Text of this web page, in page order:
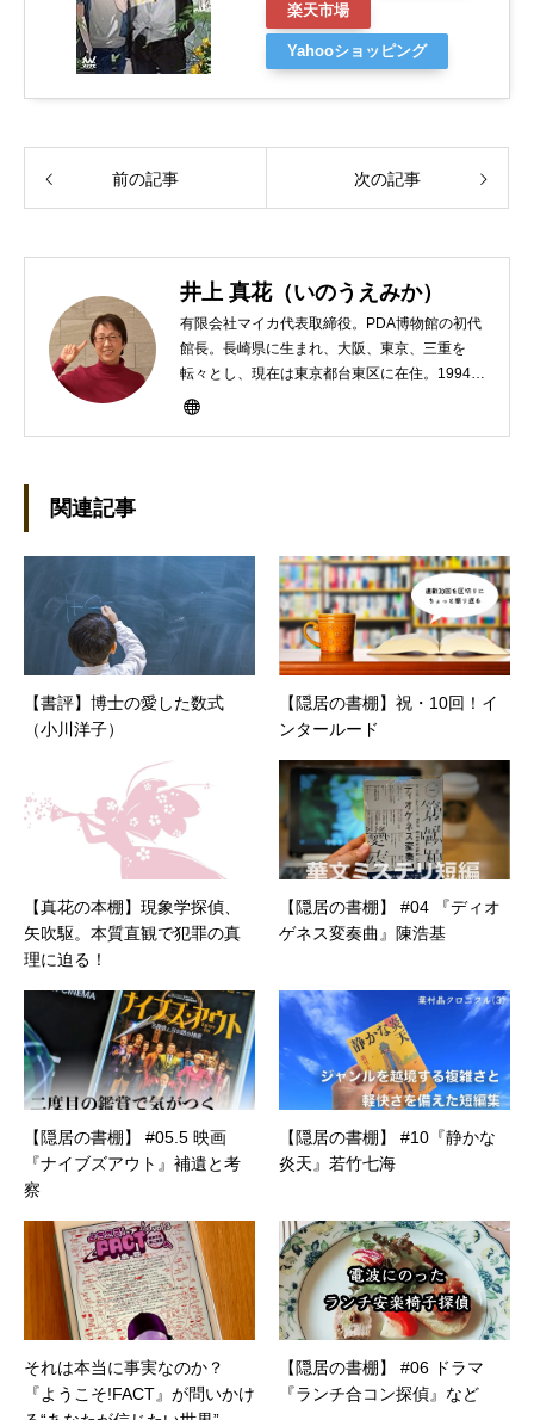
楽天市場
Yahooショッピング
前の記事 次の記事
井上 真花（いのうえみか）
有限会社マイカ代表取締役。PDA博物館の初代
館長。長崎県に生まれ、大阪、東京、三重を
転々とし、現在は東京都台東区に在住。1994年
にHP100LXと出会ったのをきかっけに、フリ
制作。プライベートでは、井上円了哲学塾の第
一期修了生として「哲学カフェ＠神保町」の世
話人、2020年以降は「なごテツ」のオンライン
カフェの世話人を務める。趣味は考えること。
関連記事
【書評】博士の愛した数式
（小川洋子）
【隠居の書棚】祝・10回！イ
ンタールード
【真花の本棚】現象学探偵、
矢吹駆。本質直観で犯罪の真
理に迫る！
【隠居の書棚】 #04 『ディオ
ゲネス変奏曲』陳浩基
【隠居の書棚】 #05.5 映画
『ナイブズアウト』補遺と考
察
【隠居の書棚】 #10『静かな
炎天』若竹七海
それは本当に事実なのか？
『ようこそ!FACT』が問いかけ
【隠居の書棚】 #06 ドラマ
『ランチ合コン探偵』など